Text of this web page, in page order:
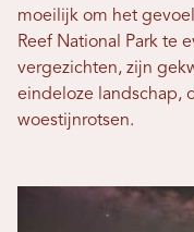
moeilijk om het
Reef National Park te
vergezichten, zijn
eindeloze landschap,
woestijnrotsen.